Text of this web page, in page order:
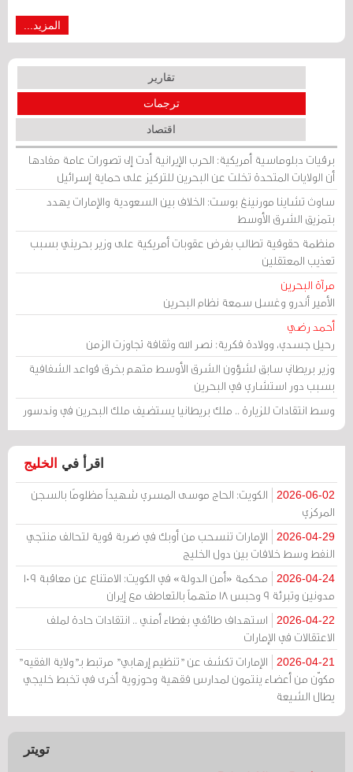
المزيد...
تقارير
ترجمات
اقتصاد
برقيات دبلوماسية أمريكية: الحرب الإيرانية أدت إلى تصورات عامة مفادها
أن الولايات المتحدة تخلت عن البحرين للتركيز على حماية إسرائيل
ساوث تشاينا مورنينغ بوست: الخلاف بين السعودية والإمارات يهدد
بتمزيق الشرق الأوسط
منظمة حقوقية تطالب بفرض عقوبات أمريكية على وزير بحريني بسبب
تعذيب المعتقلين
مرآة البحرين
الأمير أندرو وغسل سمعة نظام البحرين
أحمد رضي
رحيل جسدي، وولادة فكرية: نصر الله وثقافة تجاوزت الزمن
وزير بريطاني سابق لشؤون الشرق الأوسط متهم بخرق قواعد الشفافية
بسبب دور استشاري في البحرين
وسط انتقادات للزيارة .. ملك بريطانيا يستضيف ملك البحرين في وندسور
اقرأ في الخليج
2026-06-02
الكويت: الحاج موسى المسري شهيداً مظلومًا بالسجن
المركزي
2026-04-29
الإمارات تنسحب من أوبك في ضربة قوية لتحالف منتجي
النفط وسط خلافات بين دول الخليج
2026-04-24
محكمة «أمن الدولة» في الكويت: الامتناع عن معاقبة 109
مدونين وتبرئة 9 وحبس 18 متهماً بالتعاطف مع إيران
2026-04-22
استهداف طائفي بغطاء أمني .. انتقادات حادة لملف
الاعتقالات في الإمارات
2026-04-21
الإمارات تكشف عن "تنظيم إرهابي" مرتبط بـ"ولاية الفقيه"
مكوّن من أعضاء ينتمون لمدارس فقهية وحوزوية أخرى في تخبط خليجي
يطال الشيعة
تويتر